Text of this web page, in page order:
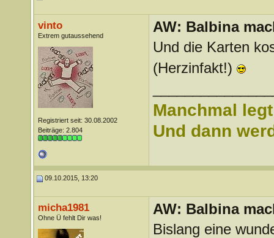
vinto
Extrem gutaussehend
Registriert seit: 30.08.2002
Beiträge: 2.804
AW: Balbina
Und die Karten
(Herzinfakt!)
Manchmal
Und dann
09.10.2015, 13:20
micha1981
Ohne Ü fehlt Dir was!
AW: Balbina
Bislang eine